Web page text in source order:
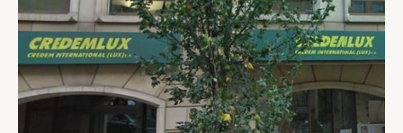
Développement professionnel
Devenir Membre